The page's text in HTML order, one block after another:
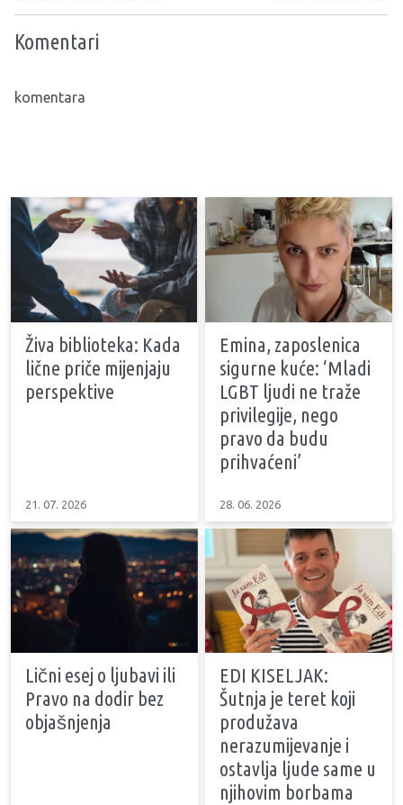
Komentari
komentara
Živa biblioteka: Kada
lične priče mijenjaju
perspektive
21. 07. 2026
Emina, zaposlenica
sigurne kuće: ‘Mladi
LGBT ljudi ne traže
privilegije, nego
pravo da budu
prihvaćeni’
28. 06. 2026
Lični esej o ljubavi ili
Pravo na dodir bez
objašnjenja
EDI KISELJAK:
Šutnja je teret koji
produžava
nerazumijevanje i
ostavlja ljude same u
njihovim borbama